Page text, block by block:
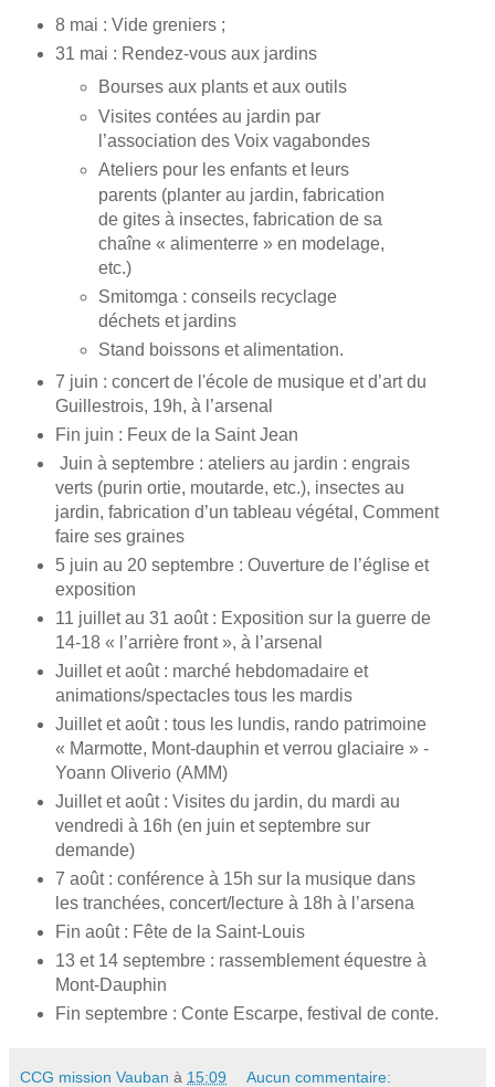
8 mai : Vide greniers ;
31 mai : Rendez-vous aux jardins
Bourses aux plants et aux outils
Visites contées au jardin par
l’association des Voix vagabondes
Ateliers pour les enfants et leurs
parents (planter au jardin, fabrication
de gites à insectes, fabrication de sa
chaîne « alimenterre » en modelage,
etc.)
Smitomga : conseils recyclage
déchets et jardins
Stand boissons et alimentation.
7 juin : concert de l'école de musique et d’art du
Guillestrois, 19h, à l’arsenal
Fin juin : Feux de la Saint Jean
Juin à septembre : ateliers au jardin : engrais
verts (purin ortie, moutarde, etc.), insectes au
jardin, fabrication d’un tableau végétal, Comment
faire ses graines
5 juin au 20 septembre : Ouverture de l’église et
exposition
11 juillet au 31 août : Exposition sur la guerre de
14-18 « l’arrière front », à l’arsenal
Juillet et août : marché hebdomadaire et
animations/spectacles tous les mardis
Juillet et août : tous les lundis, rando patrimoine
« Marmotte, Mont-dauphin et verrou glaciaire » -
Yoann Oliverio (AMM)
Juillet et août : Visites du jardin, du mardi au
vendredi à 16h (en juin et septembre sur
demande)
7 août : conférence à 15h sur la musique dans
les tranchées, concert/lecture à 18h à l’arsena
Fin août : Fête de la Saint-Louis
13 et 14 septembre : rassemblement équestre à
Mont-Dauphin
Fin septembre : Conte Escarpe, festival de conte.
CCG mission Vauban à 15:09 Aucun commentaire: